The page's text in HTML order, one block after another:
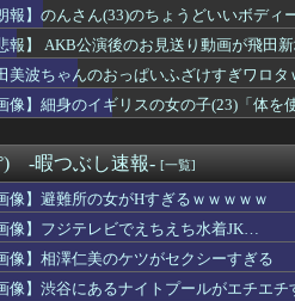
の私服、エチエチすぎるｗｗｗwｗｗｗ
納得のおっぱい女子ｗｗｗｗｗｗｗｗｗ
」派のやつの意見聞きたいわｗｗｗ
ん、求刑7年・・・・
時間でソープ行った結果嬢を怒らせてし
たらこうなるwww
なんかヱロくなるｗ
、最新の太ももがあまりにもシコすぎ
ん、なんか別人になる😭ｗｗｗｗｗｗｗ
憧れたSASUKE高校生、ちょっとヤバ
ん(54)のスタイルがガチでヤバすぎる
とよくブラジャー外してって言われるん
、行きつけの飲み屋で美人（29）と仲良
運転手、儲かりまくることが判明してし
報】のんさん(33)のちょうどいいボディ
報】 AKB公演後のお見送り動画が飛田
美波ちゃんのおっぱいふざけすぎワロタ
画像】細身のイギリスの女の子(23)「体
-暇つぶし速報- [一覧]
像】避難所の女がHすぎるｗｗｗｗｗ
像】フジテレビでえちえち水着JK…
像】相澤仁美のケツがセクシーすぎる
像】渋谷にあるナイトプールがエチエ